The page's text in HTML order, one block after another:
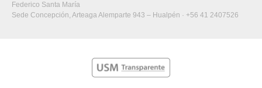
Federico Santa María
Sede Concepción, Arteaga Alemparte 943 – Hualpén · +56 41 2407526